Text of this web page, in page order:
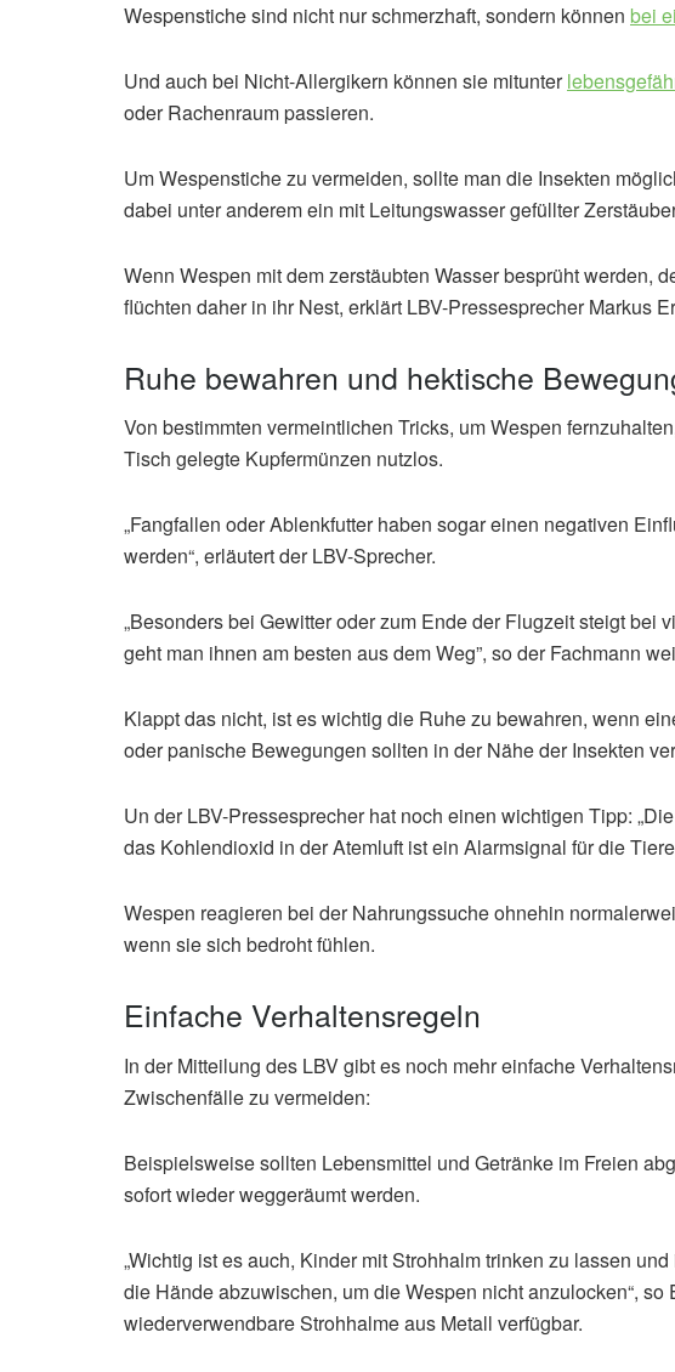
Wespenstiche sind nicht nur schmerzhaft, sondern können bei
Und auch bei Nicht-Allergikern können sie mitunter
oder Rachenraum passieren.
Um Wespenstiche zu vermeiden, sollte man die Insekten
dabei unter anderem ein mit Leitungswasser gefüllter
Wenn Wespen mit dem zerstäubten Wasser besprüht werden,
flüchten daher in ihr Nest, erklärt LBV-Pressesprecher Markus
Ruhe bewahren und hektische
Von bestimmten vermeintlichen Tricks, um Wespen
Tisch gelegte Kupfermünzen nutzlos.
„Fangfallen oder Ablenkfutter haben sogar einen negativen
werden“, erläutert der LBV-Sprecher.
„Besonders bei Gewitter oder zum Ende der Flugzeit steigt bei
geht man ihnen am besten aus dem Weg”, so der Fachmann
Klappt das nicht, ist es wichtig die Ruhe zu bewahren, wenn
oder panische Bewegungen sollten in der Nähe der Insekten
Un der LBV-Pressesprecher hat noch einen wichtigen Tipp:
das Kohlendioxid in der Atemluft ist ein Alarmsignal für die
Wespen reagieren bei der Nahrungssuche ohnehin
wenn sie sich bedroht fühlen.
Einfache Verhaltensregeln
In der Mitteilung des LBV gibt es noch mehr einfache
Zwischenfälle zu vermeiden:
Beispielsweise sollten Lebensmittel und Getränke im Freien
sofort wieder weggeräumt werden.
„Wichtig ist es auch, Kinder mit Strohhalm trinken zu lassen
die Hände abzuwischen, um die Wespen nicht anzulocken“, so
wiederverwendbare Strohhalme aus Metall verfügbar.